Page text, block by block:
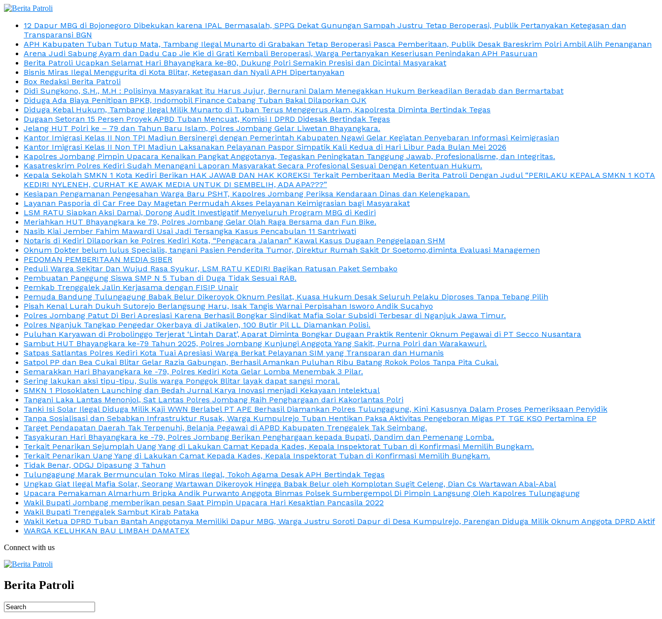
12 Dapur MBG di Bojonegoro Dibekukan karena IPAL Bermasalah, SPPG Dekat Gunungan Sampah Justru Tetap Beroperasi, Publik Pertanyakan Ketegasan dan
Transparansi BGN
APH Kabupaten Tuban Tutup Mata, Tambang Ilegal Munarto di Grabakan Tetap Beroperasi Pasca Pemberitaan, Publik Desak Bareskrim Polri Ambil Alih Penanganan
Arena Judi Sabung Ayam dan Dadu Cap Jie Kie di Grati Kembali Beroperasi, Warga Pertanyakan Keseriusan Penindakan APH Pasuruan
Berita Patroli Ucapkan Selamat Hari Bhayangkara ke-80, Dukung Polri Semakin Presisi dan Dicintai Masyarakat
Bisnis Miras Ilegal Menggurita di Kota Blitar, Ketegasan dan Nyali APH Dipertanyakan
Box Redaksi Berita Patroli
Didi Sungkono, S.H., M.H : Polisinya Masyarakat itu Harus Jujur, Bernurani Dalam Menegakkan Hukum Berkeadilan Beradab dan Bermartabat
Diduga Ada Biaya Penitipan BPKB, Indomobil Finance Cabang Tuban Bakal Dilaporkan OJK
Diduga Kebal Hukum, Tambang Ilegal Milik Munarto di Tuban Terus Menggerus Alam, Kapolresta Diminta Bertindak Tegas
Dugaan Setoran 15 Persen Proyek APBD Tuban Mencuat, Komisi I DPRD Didesak Bertindak Tegas
Jelang HUT Polri ke – 79 dan Tahun Baru Islam, Polres Jombang Gelar Liwetan Bhayangkara.
Kantor Imigrasi Kelas II Non TPI Madiun Bersinergi dengan Pemerintah Kabupaten Ngawi Gelar Kegiatan Penyebaran Informasi Keimigrasian
Kantor Imigrasi Kelas II Non TPI Madiun Laksanakan Pelayanan Paspor Simpatik Kali Kedua di Hari Libur Pada Bulan Mei 2026
Kapolres Jombang Pimpin Upacara Kenaikan Pangkat Anggotanya, Tegaskan Peningkatan Tanggung Jawab, Profesionalisme, dan Integritas.
Kasatreskrim Polres Kediri Sudah Menangani Laporan Masyarakat Secara Profesional Sesuai Dengan Ketentuan Hukum.
Kepala Sekolah SMKN 1 Kota Kediri Berikan HAK JAWAB DAN HAK KOREKSI Terkait Pemberitaan Media Berita Patroli Dengan Judul “PERILAKU KEPALA SMKN 1 KOTA
KEDIRI NYLENEH, CURHAT KE AWAK MEDIA UNTUK DI SEMBELIH, ADA APA???”
Kesiapan Pengamanan Pengesahan Warga Baru PSHT, Kapolres Jombang Periksa Kendaraan Dinas dan Kelengkapan.
Layanan Pasporia di Car Free Day Magetan Permudah Akses Pelayanan Keimigrasian bagi Masyarakat
LSM RATU Siapkan Aksi Damai, Dorong Audit Investigatif Menyeluruh Program MBG di Kediri
Meriahkan HUT Bhayangkara ke 79, Polres Jombang Gelar Olah Raga Bersama dan Fun Bike.
Nasib Kiai Jember Fahim Mawardi Usai Jadi Tersangka Kasus Pencabulan 11 Santriwati
Notaris di Kediri Dilaporkan ke Polres Kediri Kota, “Pengacara Jalanan” Kawal Kasus Dugaan Penggelapan SHM
Oknum Dokter belum lulus Specialis, tangani Pasien Penderita Tumor, Direktur Rumah Sakit Dr Soetomo,diminta Evaluasi Managemen
PEDOMAN PEMBERITAAN MEDIA SIBER
Peduli Warga Sekitar Dan Wujud Rasa Syukur, LSM RATU KEDIRI Bagikan Ratusan Paket Sembako
Pembuatan Panggung Siswa SMP N 5 Tuban di Duga Tidak Sesuai RAB.
Pemkab Trenggalek Jalin Kerjasama dengan FISIP Unair
Pemuda Bandung Tulungagung Babak Belur Dikeroyok Oknum Pesilat, Kuasa Hukum Desak Seluruh Pelaku Diproses Tanpa Tebang Pilih
Pisah Kenal Lurah Dukuh Sutorejo Berlangsung Haru, Isak Tangis Warnai Perpisahan Isworo Andik Sucahyo
Polres Jombang Patut Di Beri Apresiasi Karena Berhasil Bongkar Sindikat Mafia Solar Subsidi Terbesar di Nganjuk Jawa Timur.
Polres Nganjuk Tangkap Pengedar Okerbaya di Jatikalen, 100 Butir Pil LL Diamankan Polisi.
Puluhan Karyawan di Probolinggo Terjerat ‘Lintah Darat’, Aparat Diminta Bongkar Dugaan Praktik Rentenir Oknum Pegawai di PT Secco Nusantara
Sambut HUT Bhayangkara ke-79 Tahun 2025, Polres Jombang Kunjungi Anggota Yang Sakit, Purna Polri dan Warakawuri.
Satpas Satlantas Polres Kediri Kota Tuai Apresiasi Warga Berkat Pelayanan SIM yang Transparan dan Humanis
Satpol PP dan Bea Cukai Blitar Gelar Razia Gabungan, Berhasil Amankan Puluhan Ribu Batang Rokok Polos Tanpa Pita Cukai.
Semarakkan Hari Bhayangkara ke -79, Polres Kediri Kota Gelar Lomba Menembak 3 Pilar.
Sering lakukan aksi tipu-tipu, Sulis warga Ponggok Blitar layak dapat sangsi moral.
SMKN 1 Plosoklaten Launching dan Bedah Jurnal Karya Inovasi menjadi Kekayaan Intelektual
Tangani Laka Lantas Menonjol, Sat Lantas Polres Jombang Raih Penghargaan dari Kakorlantas Polri
Tanki Isi Solar Ilegal Diduga Milik Kaji WWN Berlabel PT APE Berhasil Diamankan Polres Tulungagung, Kini Kasusnya Dalam Proses Pemeriksaan Penyidik
Tanpa Sosialisasi dan Sebabkan Infrastruktur Rusak, Warga Kumpulrejo Tuban Hentikan Paksa Aktivitas Pengeboran Migas PT TGE KSO Pertamina EP
Target Pendapatan Daerah Tak Terpenuhi, Belanja Pegawai di APBD Kabupaten Trenggalek Tak Seimbang.
Tasyakuran Hari Bhayangkara ke -79, Polres Jombang Berikan Penghargaan kepada Bupati, Dandim dan Pemenang Lomba.
Terkait Penarikan Sejumplah Uang Yang di Lakukan Camat Kepada Kades, Kepala Inspektorat Tuban di Konfirmasi Memilih Bungkam.
Terkait Penarikan Uang Yang di Lakukan Camat Kepada Kades, Kepala Inspektorat Tuban di Konfirmasi Memilih Bungkam.
Tidak Benar, ODGJ Dipasung 3 Tahun
Tulungagung Marak Bermunculan Toko Miras Ilegal, Tokoh Agama Desak APH Bertindak Tegas
Ungkap Giat Ilegal Mafia Solar, Seorang Wartawan Dikeroyok Hingga Babak Belur oleh Komplotan Sugit Celeng, Dian Cs Wartawan Abal-Abal
Upacara Pemakaman Almarhum Bripka Andik Purwanto Anggota Binmas Polsek Sumbergempol Di Pimpin Langsung Oleh Kapolres Tulungagung
Wakil Bupati Jombang memberikan pesan Saat Pimpin Upacara Hari Kesaktian Pancasila 2022
Wakil Bupati Trenggalek Sambut Kirab Pataka
Wakil Ketua DPRD Tuban Bantah Anggotanya Memiliki Dapur MBG, Warga Justru Soroti Dapur di Desa Kumpulrejo, Parengan Diduga Milik Oknum Anggota DPRD Aktif
WARGA KELUHKAN BAU LIMBAH DAMATEX
Connect with us
Berita Patroli